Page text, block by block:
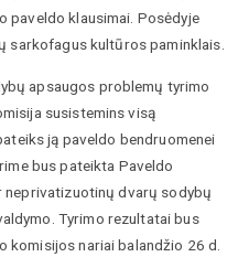
paveldo klausimai. Posėdyje
sarkofagus kultūros paminklais.
apsaugos problemų tyrimo
susistemins visą
ją paveldo bendruomenei
bus pateikta Paveldo
neprivatizuotinų dvarų sodybų
Tyrimo rezultatai bus
komisijos nariai balandžio 26 d.